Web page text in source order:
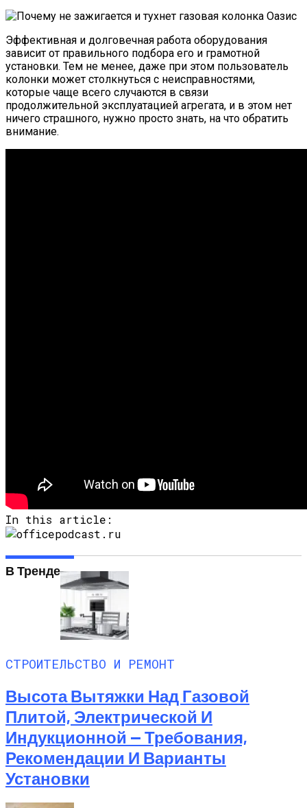
Эффективная и долговечная работа оборудования
зависит от правильного подбора его и грамотной
установки. Тем не менее, даже при этом пользователь
колонки может столкнуться с неисправностями,
которые чаще всего случаются в связи
продолжительной эксплуатацией агрегата, и в этом нет
ничего страшного, нужно просто знать, на что обратить
внимание.
In this article:
В Тренде
СТРОИТЕЛЬСТВО И РЕМОНТ
Высота Вытяжки Над Газовой
Плитой, Электрической И
Индукционной — Требования,
Рекомендации И Варианты
Установки